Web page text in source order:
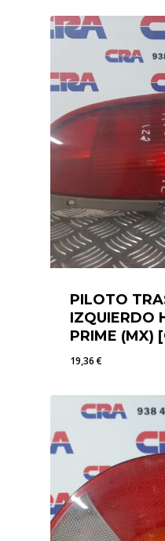
PILOTO
IZQUIERDO
PRIME (MX)
19,36€